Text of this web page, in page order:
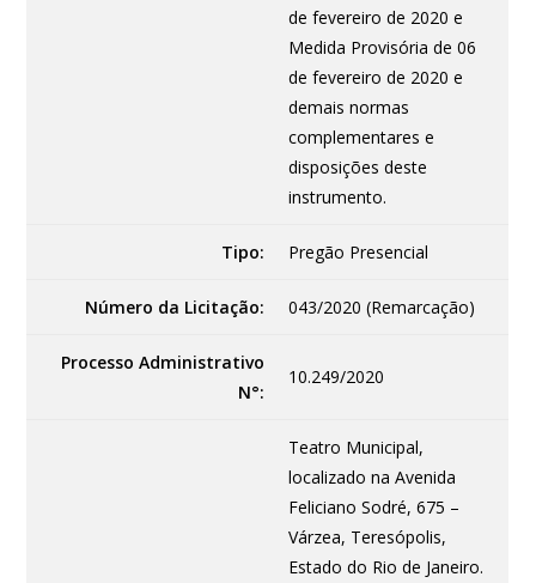
de fevereiro de 2020 e
Medida Provisória de 06
de fevereiro de 2020 e
demais normas
complementares e
disposições deste
instrumento.
Tipo: Pregão Presencial
Número da Licitação: 043/2020 (Remarcação)
Processo Administrativo
N°:
10.249/2020
Teatro Municipal,
localizado na Avenida
Feliciano Sodré, 675 –
Várzea, Teresópolis,
Estado do Rio de Janeiro.